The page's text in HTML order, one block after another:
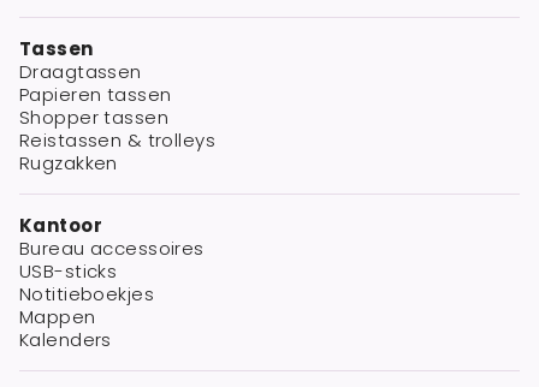
Tassen
Draagtassen
Papieren tassen
Shopper tassen
Reistassen & trolleys
Rugzakken
Kantoor
Bureau accessoires
USB-sticks
Notitieboekjes
Mappen
Kalenders